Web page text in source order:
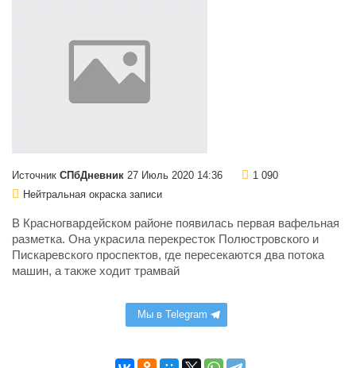
Источник СПбДневник 27 Июль 2020 14:36
1 090
Нейтральная окраска записи
В Красногвардейском районе появилась первая вафельная
разметка. Она украсила перекресток Полюстровского и
Пискаревского проспектов, где пересекаются два потока
машин, а также ходит трамвай
Мы в Telegram